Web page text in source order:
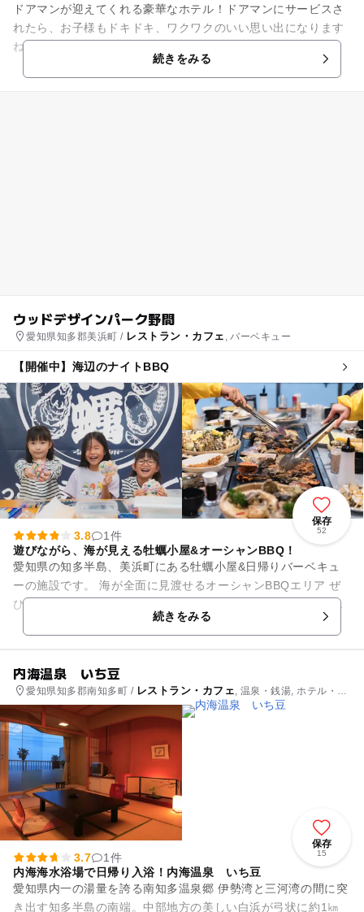
ドアマンが迎えてくれる豪華なホテル！ドアマンにサービスさ
れたら、お子様もドキドキ、ワクワクのいい思い出になります
ね。 お部屋は和室スィートなら4名まで利用可能！家族旅行に
は十分な広さのお部屋で...続きをみる
ウッドデザインパーク野間
愛知県知多郡美浜町 / レストラン・カフェ , バーベキュー
【開催中】海辺のナイトBBQ
保存
52
3.8
1件
遊びながら、海が見える牡蠣小屋&オーシャンBBQ！
愛知県の知多半島、美浜町にある牡蠣小屋&日帰りバーベキュ
ーの施設です。 海が全面に見渡せるオーシャンBBQエリア ぜ
ひ、みなさまのお好きなところでバーベキューをお楽しみくだ
続きをみる
内海温泉 いち豆
愛知県知多郡南知多町 / レストラン・カフェ, 温泉・銭湯, ホテル・旅
館
保存
15
3.7
1件
内海海水浴場で日帰り入浴！内海温泉 いち豆
愛知県内一の湯量を誇る南知多温泉郷 伊勢湾と三河湾の間に突
き出す知多半島の南端。中部地方の美しい白浜が弓状に約1㎞